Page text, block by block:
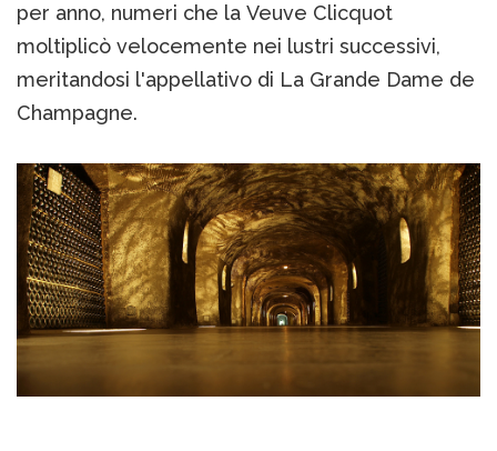
per anno, numeri che la Veuve Clicquot
moltiplicò velocemente nei lustri successivi,
meritandosi l'appellativo di La Grande Dame de
Champagne.